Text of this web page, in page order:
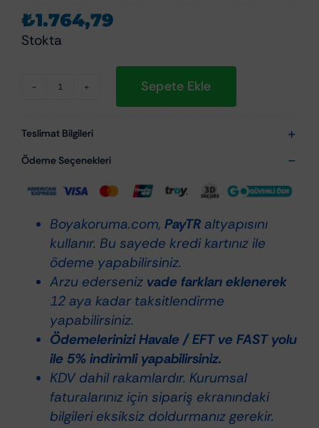
₺1.764,79
Stokta
Scholl
E1500
Heavy
Cut
1
-
Ağır
Aşındırıcı
Pasta
adet
Sepete Ekle
Teslimat Bilgileri
Ödeme Seçenekleri
Boyakoruma.com, PayTRaltyapısını
kullanır. Bu sayede kredi kartınız ile
ödeme yapabilirsiniz.
Arzu ederseniz vade farkları eklenerek
12 aya kadar taksitlendirme
yapabilirsiniz.
Ödemelerinizi Havale / EFT ve FAST yolu
ile 5% indirimli yapabilirsiniz.
KDV dahil rakamlardır. Kurumsal
faturalarınız için sipariş ekranındaki
bilgileri eksiksiz doldurmanız gerekir.